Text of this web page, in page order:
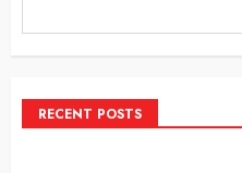
RECENT POSTS